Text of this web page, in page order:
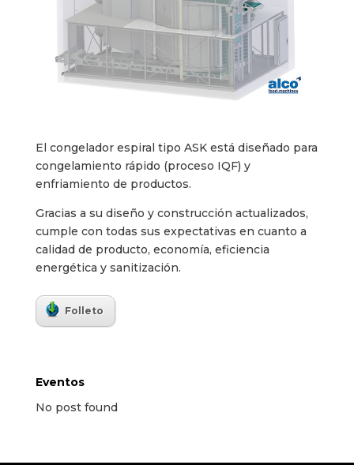
El congelador espiral tipo ASK está diseñado para
congelamiento rápido (proceso IQF) y
enfriamiento de productos.
Gracias a su diseño y construcción actualizados,
cumple con todas sus expectativas en cuanto a
calidad de producto, economía, eficiencia
energética y sanitización.
Folleto
Eventos
No post found